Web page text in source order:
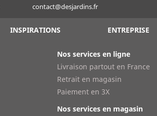
contact@desjardins.fr
INSPIRATIONS ENTREPRISE
Nos services en ligne
Livraison partout en France
Retrait en magasin
Paiement en 3X
Nos services en magasin